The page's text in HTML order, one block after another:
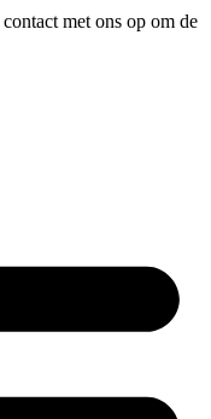
met ons op om de